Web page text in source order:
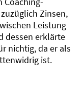
Zinsen,
Leistung
dessen erklärte
nichtig, da er als
ist.